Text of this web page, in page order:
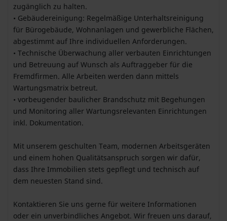
zugänglich zu halten.
• Gebäudereinigung: Regelmäßige Unterhaltsreinigung
für Bürogebäude, Wohnanlagen und gewerbliche Flächen,
abgestimmt auf Ihre individuellen Anforderungen.
• Technische Überwachung aller verbauten Einrichtungen
und Betreuung auf Wunsch als Auftraggeber für die
Fremdfirmen. Alle Arbeiten werden dann mittels
Wartungsmatrix betreut.
• vorbeugender baulicher Brandschutz mit Begehungen
und Monitoring aller Wartungsrelevanten Einrichtungen
inkl. Dokumentation.
Mit unserem geschulten Team, modernen Arbeitsgeräten
und einem hohen Qualitätsanspruch sorgen wir dafür,
dass Ihre Immobilien stets gepflegt und technisch auf
dem neuesten Stand sind.
Kontaktieren Sie uns gerne für weitere Informationen
oder ein unverbindliches Angebot. Wir freuen uns darauf,